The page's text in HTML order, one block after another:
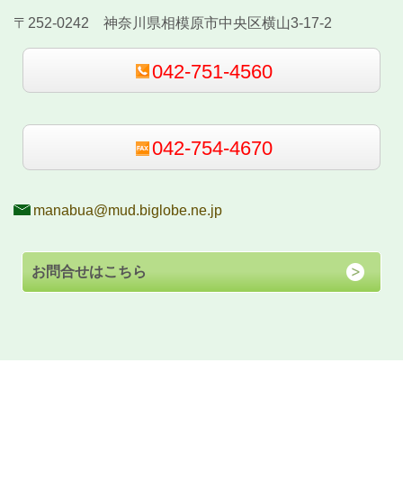
〒252-0242 神奈川県相模原市中央区横山3-17-2
042-751-4560
042-754-4670
manabua@mud.biglobe.ne.jp
お問合せはこちら